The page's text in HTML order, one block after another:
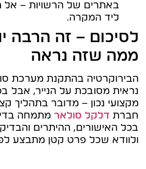
באתרים של הרשויות –
ליד המקרה.
לסיכום – זה הרבה
ממה שזה נראה
הבירוקרטיה בהתקנת מערכת
נראית מסובכת על הנייר, אבל
מקצועי נכון – מדובר בתהליך
חברת דלקל סולאר מתמחה
בכל האישורים, ההיתרים
ולוודא שכל פרט קטן מתבצע